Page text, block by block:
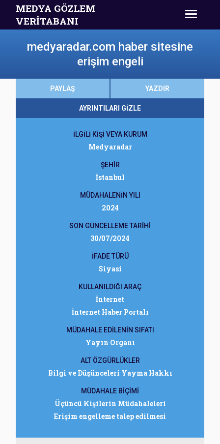
MEDYA GÖZLEM
VERİTABANI
medyaradar.com haber sitesine
erişim engeli
PAYLAŞ YAZDIR
AYRINTILARI GİZLE
İLGİLİ KİŞİ VEYA KURUM
Medyaradar
ŞEHİR
İstanbul
MÜDAHALENİN YILI
2024
SON GÜNCELLEME TARİHİ
30/07/2024
İFADE TÜRÜ
Siyasi
KULLANILDIĞI ARAÇ
İnternet
İnternet Haber Portalı
MÜDAHALE EDİLENİN SIFATI
Yayın Organı
ALT ÖZGÜRLÜKLER
Bilgi ve Düşünceleri Yayma Hakkı
MÜDAHALE BİÇİMİ
Üçüncü Kişilerin Müdahaleleri
Erişim engelleme talep edilmesi